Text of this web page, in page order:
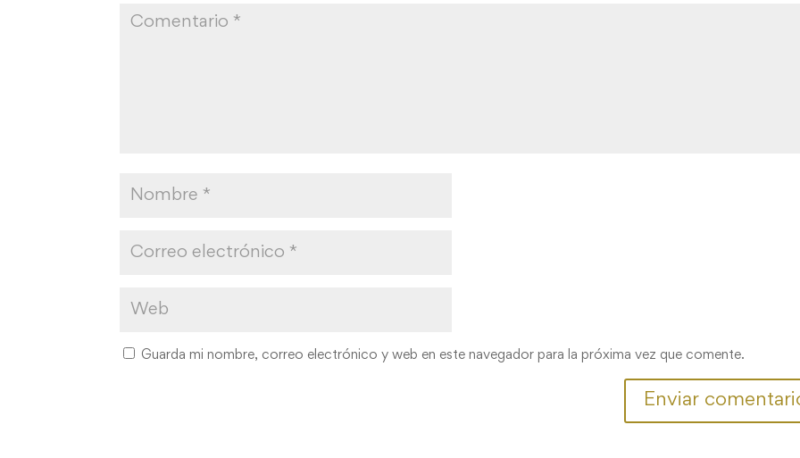
Guarda mi nombre, correo electrónico y web en este navegador para la próxima vez que comente.